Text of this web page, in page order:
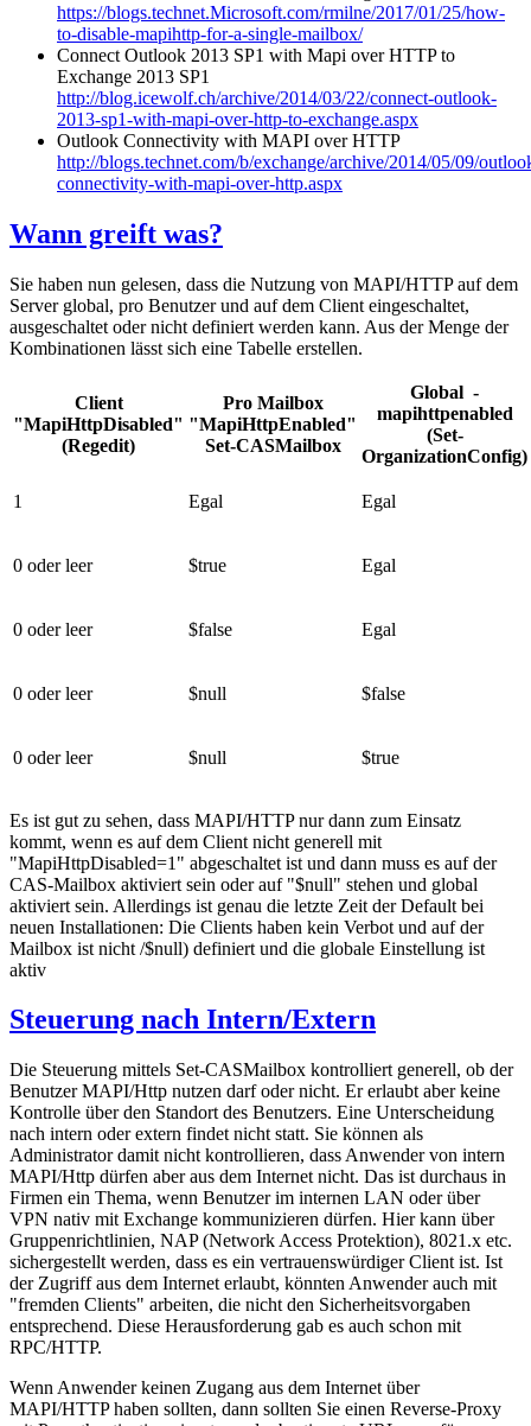
https://blogs.technet.Microsoft.com/rmilne/2017/01/25/how-
to-disable-mapihttp-for-a-single-mailbox/
Connect Outlook 2013 SP1 with Mapi over HTTP to
Exchange 2013 SP1
http://blog.icewolf.ch/archive/2014/03/22/connect-outlook-
2013-sp1-with-mapi-over-http-to-exchange.aspx
Outlook Connectivity with MAPI over HTTP
http://blogs.technet.com/b/exchange/archive/2014/05/09/
connectivity-with-mapi-over-http.aspx
Wann greift was?
Sie haben nun gelesen, dass die Nutzung von MAPI/HTTP auf dem
Server global, pro Benutzer und auf dem Client eingeschaltet,
ausgeschaltet oder nicht definiert werden kann. Aus der Menge der
Kombinationen lässt sich eine Tabelle erstellen.
Client
"MapiHttpDisabled"
(Regedit)
Pro Mailbox
"MapiHttpEnabled"
Set-CASMailbox
Global -
mapihttpenabled
(Set-
OrganizationConfig)
1 Egal Egal
0 oder leer $true Egal
0 oder leer $false Egal
0 oder leer $null $false
0 oder leer $null $true
Es ist gut zu sehen, dass MAPI/HTTP nur dann zum Einsatz
kommt, wenn es auf dem Client nicht generell mit
"MapiHttpDisabled=1" abgeschaltet ist und dann muss es auf der
CAS-Mailbox aktiviert sein oder auf "$null" stehen und global
aktiviert sein. Allerdings ist genau die letzte Zeit der Default bei
neuen Installationen: Die Clients haben kein Verbot und auf der
Mailbox ist nicht /$null) definiert und die globale Einstellung ist
aktiv
Steuerung nach Intern/Extern
Die Steuerung mittels Set-CASMailbox kontrolliert generell, ob der
Benutzer MAPI/Http nutzen darf oder nicht. Er erlaubt aber keine
Kontrolle über den Standort des Benutzers. Eine Unterscheidung
nach intern oder extern findet nicht statt. Sie können als
Administrator damit nicht kontrollieren, dass Anwender von intern
MAPI/Http dürfen aber aus dem Internet nicht. Das ist durchaus in
Firmen ein Thema, wenn Benutzer im internen LAN oder über
VPN nativ mit Exchange kommunizieren dürfen. Hier kann über
Gruppenrichtlinien, NAP (Network Access Protektion), 8021.x etc.
sichergestellt werden, dass es ein vertrauenswürdiger Client ist. Ist
der Zugriff aus dem Internet erlaubt, könnten Anwender auch mit
"fremden Clients" arbeiten, die nicht den Sicherheitsvorgaben
entsprechend. Diese Herausforderung gab es auch schon mit
RPC/HTTP.
Wenn Anwender keinen Zugang aus dem Internet über
MAPI/HTTP haben sollten, dann sollten Sie einen Reverse-Proxy